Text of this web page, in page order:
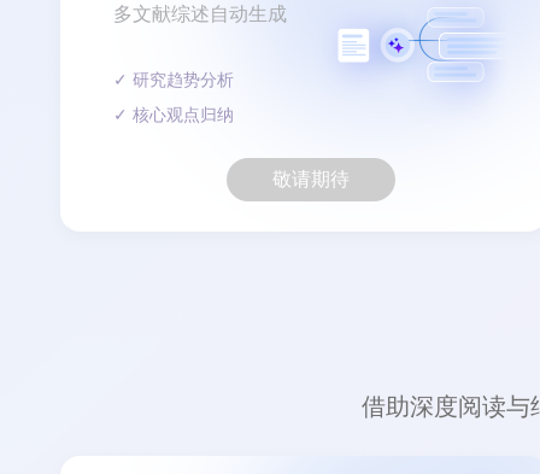
多文献综述自动生成
✓ 研究趋势分析
✓ 核心观点归纳
敬请期待
借助深度阅读与